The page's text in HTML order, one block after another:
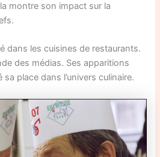
montre son impact sur la
dans les cuisines de restaurants.
des médias. Ses apparitions
place dans l’univers culinaire.